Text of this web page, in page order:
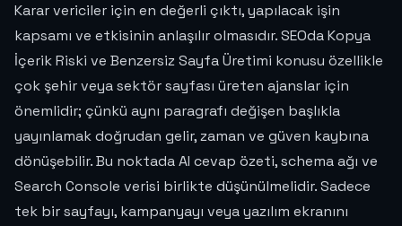
Karar vericiler için en değerli çıktı, yapılacak işin
kapsamı ve etkisinin anlaşılır olmasıdır. SEOda Kopya
İçerik Riski ve Benzersiz Sayfa Üretimi konusu özellikle
çok şehir veya sektör sayfası üreten ajanslar için
önemlidir; çünkü aynı paragrafı değişen başlıkla
yayınlamak doğrudan gelir, zaman ve güven kaybına
dönüşebilir. Bu noktada AI cevap özeti, schema ağı ve
Search Console verisi birlikte düşünülmelidir. Sadece
tek bir sayfayı, kampanyayı veya yazılım ekranını